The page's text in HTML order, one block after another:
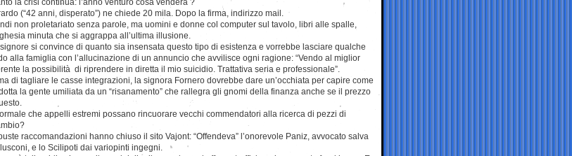
la crisi continua: l’anno venturo cosa venderà ?
(“42 anni, disperato”) ne chiede 20 mila. Dopo la firma, indirizzo mail.
non proletariato senza parole, ma uomini e donne col computer sul tavolo, libri alle spalle,
minuta che si aggrappa all’ultima illusione.
si convince di quanto sia insensata questo tipo di esistenza e vorrebbe lasciare qualche
alla famiglia con l’allucinazione di un annuncio che avvilisce ogni ragione: “Vendo al miglior
la possibilità di riprendere in diretta il mio suicidio. Trattativa seria e professionale”.
di tagliare le casse integrazioni, la signora Fornero dovrebbe dare un’occhiata per capire come
la gente umiliata da un “risanamento” che rallegra gli gnomi della finanza anche se il prezzo
che appelli estremi possano rincuorare vecchi commendatori alla ricerca di pezzi di
raccomandazioni hanno chiuso il sito Vajont: “Offendeva” l’onorevole Paniz, avvocato salva
e lo Scilipoti dai variopinti ingegni.